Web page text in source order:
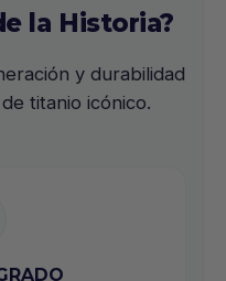
la Historia?
y durabilidad
titanio icónico.